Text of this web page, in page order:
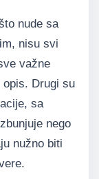
nude sa
nisu svi
važne
opis. Drugi su
sa
nego
nužno biti